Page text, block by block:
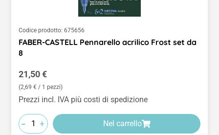
Codice prodotto: 675656
FABER-CASTELL Pennarello acrilico Frost set da
8
Prezzo normale:
21,50 €
(2,69 € / 1 pezzi)
Prezzi incl. IVA più costi di spedizione
- + Nel carrello